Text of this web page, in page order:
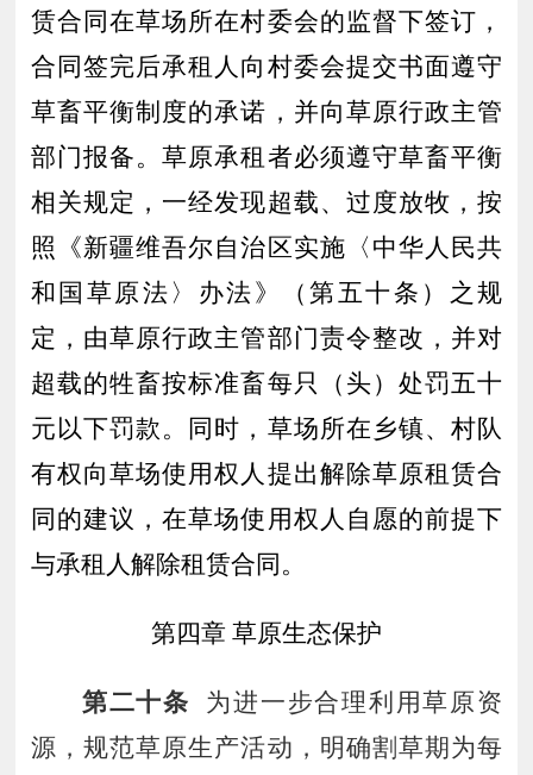
赁合同在草场所在村委会的监督下签订，
合同签完后承租人向村委会提交书面遵守
草畜平衡制度的承诺，并向草原行政主管
部门报备。草原承租者必须遵守草畜平衡
相关规定，一经发现超载、过度放牧，按
照《新疆维吾尔自治区实施〈中华人民共
和国草原法〉办法》（第五十条）之规
定，由草原行政主管部门责令整改，并对
超载的牲畜按标准畜每只（头）处罚五十
元以下罚款。同时，草场所在乡镇、村队
有权向草场使用权人提出解除草原租赁合
同的建议 ，在草场使用权人自愿的前提下
与承租人解除租赁合同 。
第四章 草原生态保护
第二十条
为进一步合理利用草原资
源，规范草原生产活动，明确割草期为每